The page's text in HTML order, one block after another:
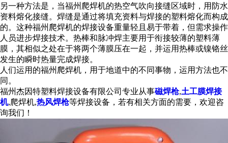
另一种方法是，当福州爬焊机的热空气吹向接缝区域时，用防水
资料熔化接缝。焊缝是通过将填充资料与焊接的塑料熔化而构成
的。这种福州爬焊机的焊接设备重量轻且易于带着，但需求操作
人员进步焊接技术。热棒和脉冲焊主要用于衔接较薄的塑料薄
膜，其相似之处在于将两个薄膜压在一起，并运用热棒或镍铬丝
发生的瞬时热量完成焊接。
人们运用的福州爬焊机 ，用于地道中的不同事物，运用方法也不
同。
福州杰因特塑料焊接设备有限公司专业从事磁焊枪,土工膜焊接
机,爬焊机,热风焊枪等焊接设备，若有相关方面的需要，欢迎咨
询我们！